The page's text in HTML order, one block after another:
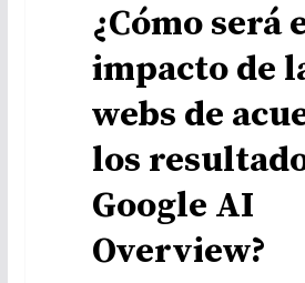
¿Cómo será
impacto de
webs de
los
Google AI
Overview?